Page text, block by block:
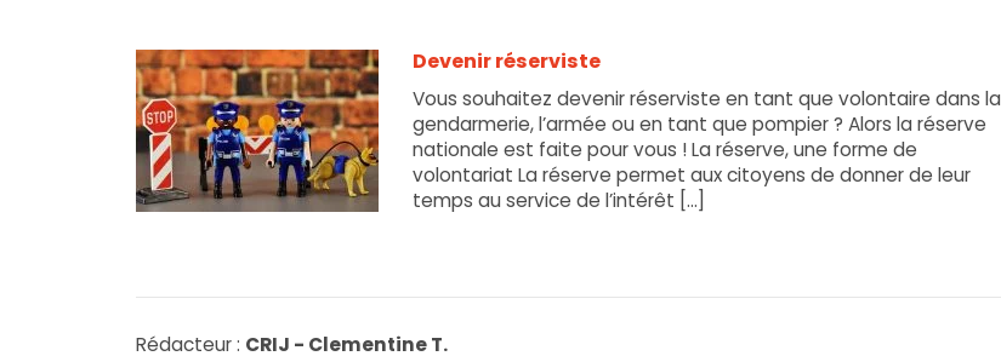
Info-
Grand-
Est
Devenir réserviste
Vous souhaitez devenir réserviste en tant que volontaire dans la
gendarmerie, l’armée ou en tant que pompier ? Alors la réserve
nationale est faite pour vous ! La réserve, une forme de
volontariat La réserve permet aux citoyens de donner de leur
temps au service de l’intérêt [...]
Info-
Grand-
Rédacteur : CRIJ - Clementine T.